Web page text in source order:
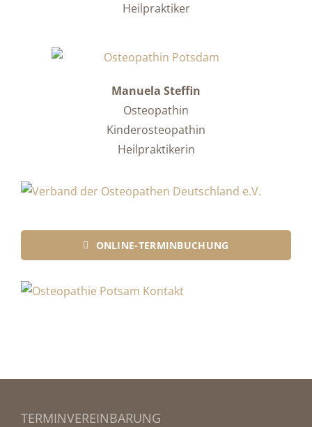
Heilpraktiker
Manuela Steffin
Osteopathin
Kinderosteopathin
Heilpraktikerin
ONLINE-TERMINBUCHUNG
TERMINVEREINBARUNG